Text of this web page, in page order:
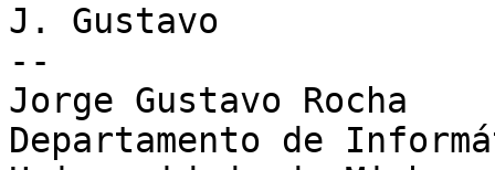
J. Gustavo
--
Jorge Gustavo Rocha
Departamento de